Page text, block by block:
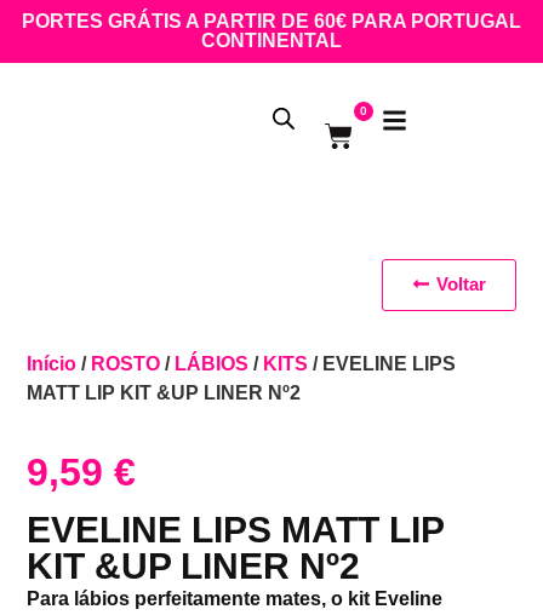
PORTES GRÁTIS A PARTIR DE 60€ PARA PORTUGAL
CONTINENTAL
0
Início / ROSTO / LÁBIOS / KITS / EVELINE LIPS
MATT LIP KIT &UP LINER Nº2
9,59€
EVELINE LIPS MATT LIP
KIT &UP LINER Nº2
Para lábios perfeitamente mates, o kit Eveline
Voltar